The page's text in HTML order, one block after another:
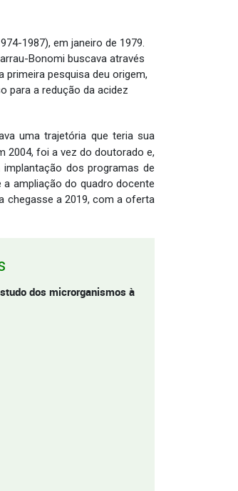
1987), em janeiro de 1979.
Bonomi buscava através
primeira pesquisa deu origem,
para a redução da acidez
uma trajetória que teria sua
2004, foi a vez do doutorado e,
dos programas de
ampliação do quadro docente
chegasse a 2019, com a oferta
dos microrganismos à